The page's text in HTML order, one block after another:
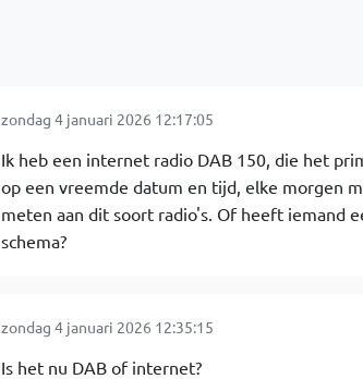
zondag 4 januari 2026 12:17:05
Ik heb een internet radio DAB 150, die het
op een vreemde datum en tijd, elke morgen
meten aan dit soort radio's. Of heeft iemand
schema?
zondag 4 januari 2026 12:35:15
Is het nu DAB of internet?